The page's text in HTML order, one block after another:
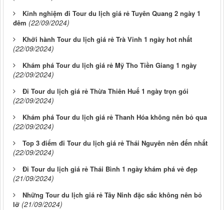
Kinh nghiệm đi Tour du lịch giá rẻ Tuyên Quang 2 ngày 1
đêm (22/09/2024)
Khởi hành Tour du lịch giá rẻ Trà Vinh 1 ngày hot nhất
(22/09/2024)
Khám phá Tour du lịch giá rẻ Mỹ Tho Tiền Giang 1 ngày
(22/09/2024)
Đi Tour du lịch giá rẻ Thừa Thiên Huế 1 ngày trọn gói
(22/09/2024)
Khám phá Tour du lịch giá rẻ Thanh Hóa không nên bỏ qua
(22/09/2024)
Top 3 điểm đi Tour du lịch giá rẻ Thái Nguyên nên đến nhất
(22/09/2024)
Đi Tour du lịch giá rẻ Thái Bình 1 ngày khám phá vẻ đẹp
(21/09/2024)
Những Tour du lịch giá rẻ Tây Ninh đặc sắc không nên bỏ
lỡ (21/09/2024)